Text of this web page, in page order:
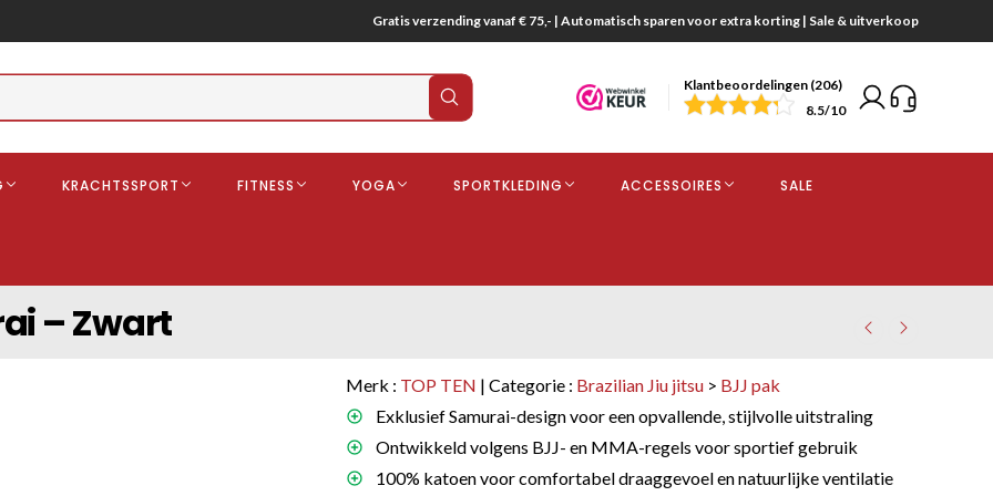
Gratis verzending vanaf € 75,- | Automatisch sparen voor extra korting | Sale & uitverkoop
Klantbeoordelingen (206)
8.5/10
Gebitsbescherming
KRACHTSSPORT FITNESS YOGA SPORTKLEDING ACCESSOIRES SALE
– Zwart
Merk : TOP TEN | Categorie : Brazilian Jiu jitsu > BJJ pak
Exklusief Samurai-design voor een opvallende, stijlvolle uitstraling
Ontwikkeld volgens BJJ- en MMA-regels voor sportief gebruik
100% katoen voor comfortabel draaggevoel en natuurlijke ventilatie